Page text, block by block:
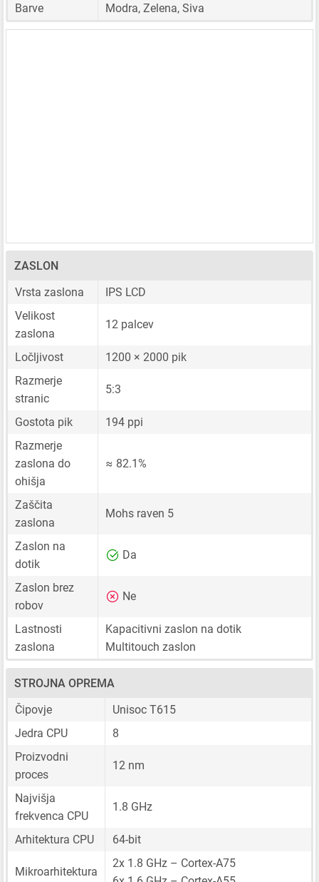
Barve Modra, Zelena, Siva
ZASLON
Vrsta zaslona
IPS LCD
Velikost
zaslona
12 palcev
Ločljivost
1200 × 2000 pik
Razmerje
stranic
5:3
Gostota pik
194 ppi
Razmerje
zaslona do
ohišja
≈ 82.1%
Zaščita
zaslona
Mohs raven 5
Zaslon na
dotik
Da
Zaslon brez
robov
Ne
Lastnosti
zaslona
Kapacitivni zaslon na dotik
Multitouch zaslon
STROJNA OPREMA
Čipovje
Unisoc T615
Jedra CPU
8
Proizvodni
proces
12 nm
Najvišja
frekvenca CPU
1.8 GHz
Arhitektura CPU 64-bit
Mikroarhitektura
2x 1.8 GHz – Cortex-A75